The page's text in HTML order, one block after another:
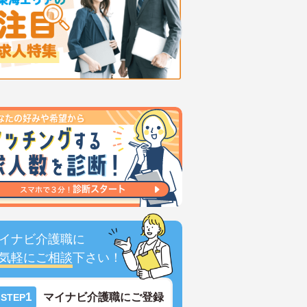
ナビ介護職に
軽にご相談下さい！
STEP1 マイナビ介護職にご登録